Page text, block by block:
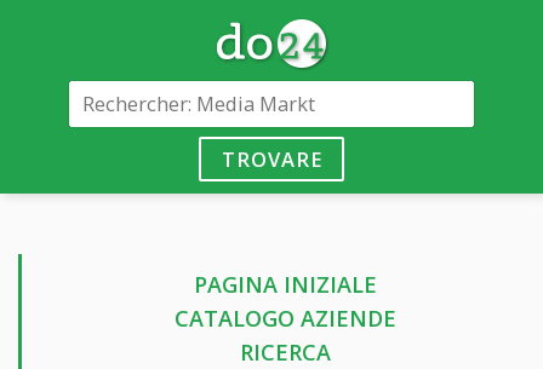
TROVARE
PAGINA INIZIALE
CATALOGO AZIENDE
RICERCA